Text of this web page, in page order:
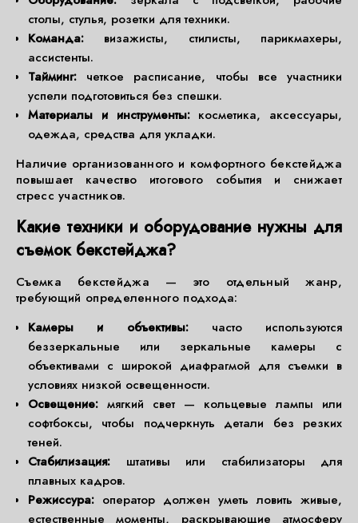
столы, стулья, розетки для техники.
Команда: визажисты, стилисты, парикмахеры,
ассистенты.
Тайминг: четкое расписание, чтобы все участники
успели подготовиться без спешки.
Материалы и инструменты:косметика, аксессуары,
одежда, средства для укладки.
Наличие организованного и комфортного бекстейджа
повышает качество итогового события и снижает
стресс участников.
Какие техники и оборудование нужны для
съемок бекстейджа?
Съемка бекстейджа — это отдельный жанр,
требующий определенного подхода:
Камеры и объективы:часто используются
беззеркальные или зеркальные камеры с
объективами с широкой диафрагмой для съемки в
условиях низкой освещенности.
Освещение: мягкий свет — кольцевые лампы или
софтбоксы, чтобы подчеркнуть детали без резких
теней.
Стабилизация: штативы или стабилизаторы для
плавных кадров.
Режиссура: оператор должен уметь ловить живые,
естественные моменты, раскрывающие атмосферу